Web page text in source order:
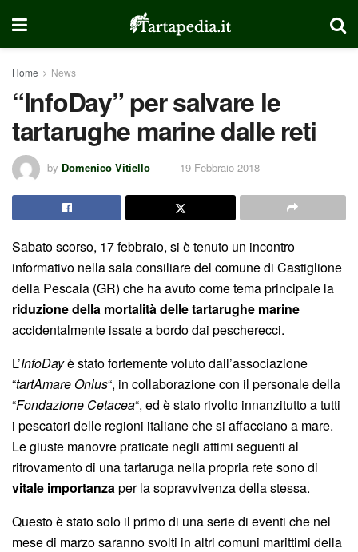
Home News
“InfoDay” per salvare le
tartarughe marine dalle reti
by Domenico Vitiello 19 Febbraio 2018
Sabato scorso, 17 febbraio, si è tenuto un incontro
informativo nella sala consiliare del comune di Castiglione
della Pescaia (GR) che ha avuto come tema principale la
riduzione della mortalità delle tartarughe marine
accidentalmente issate a bordo dai pescherecci.
L’InfoDayè stato fortemente voluto dall’associazione
“tartAmare Onlus“, in collaborazione con il personale della
“Fondazione Cetacea“, ed è stato rivolto innanzitutto a tutti
i pescatori delle regioni italiane che si affacciano a mare.
Le giuste manovre praticate negli attimi seguenti al
ritrovamento di una tartaruga nella propria rete sono di
vitale importanzaper la sopravvivenza della stessa.
Questo è stato solo il primo di una serie di eventi che nel
mese di marzo saranno svolti in altri comuni marittimi della